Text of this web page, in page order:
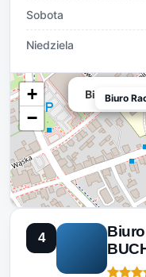
Sobota
Niedziela
Biuro
+
−
Biuro
4